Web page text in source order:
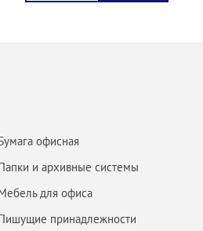
офисная
и архивные системы
для офиса
принадлежности